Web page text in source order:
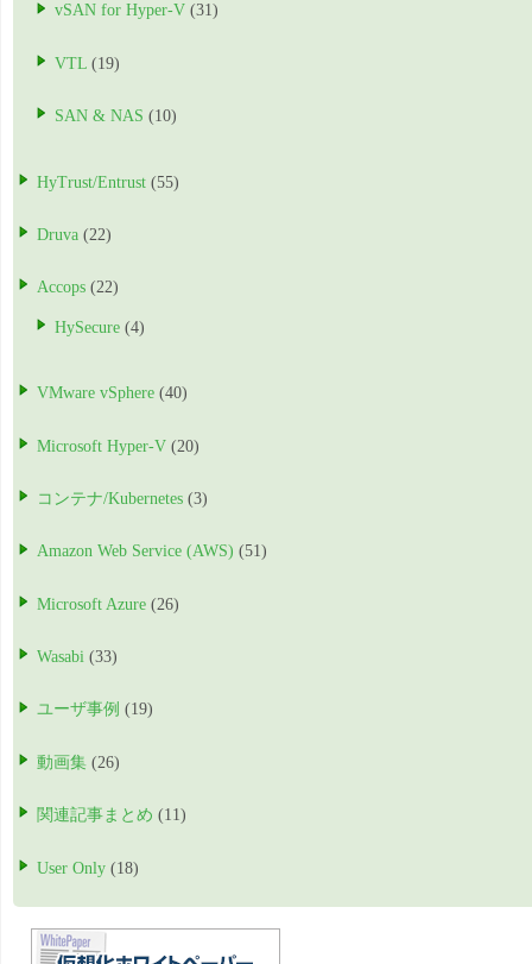
vSAN for Hyper-V (31)
VTL (19)
SAN & NAS (10)
HyTrust/Entrust (55)
Druva (22)
Accops (22)
HySecure (4)
VMware vSphere (40)
Microsoft Hyper-V (20)
コンテナ/Kubernetes (3)
Amazon Web Service (AWS) (51)
Microsoft Azure (26)
Wasabi (33)
ユーザ事例 (19)
動画集 (26)
関連記事まとめ (11)
User Only (18)